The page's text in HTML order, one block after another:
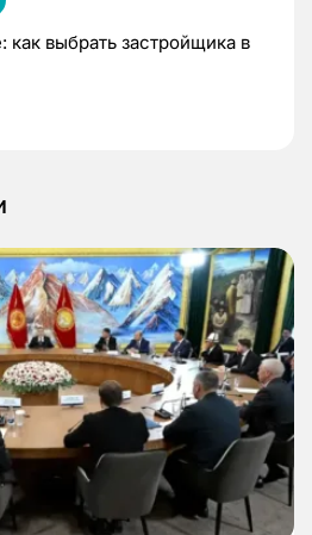
выбрать застройщика в